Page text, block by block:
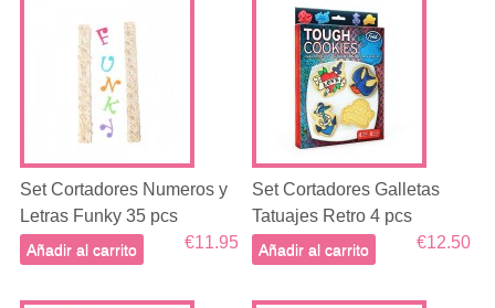
Set Cortadores Numeros y
Letras Funky 35 pcs
€11.95
Añadir al carrito
Set Cortadores Galletas
Tatuajes Retro 4 pcs
€12.50
Añadir al carrito